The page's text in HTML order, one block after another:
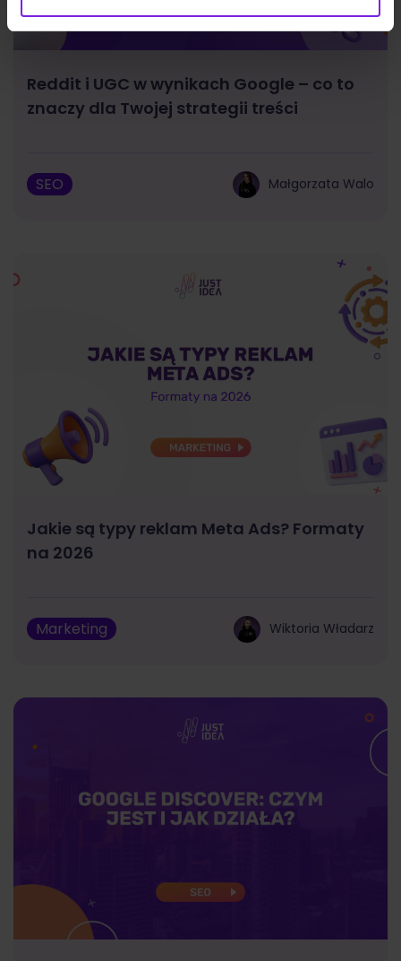
Reddit i UGC w wynikach Google – co to
znaczy dla Twojej strategii treści
SEO Małgorzata Walo
Jakie są typy reklam Meta Ads? Formaty
na 2026
Marketing Wiktoria Władarz